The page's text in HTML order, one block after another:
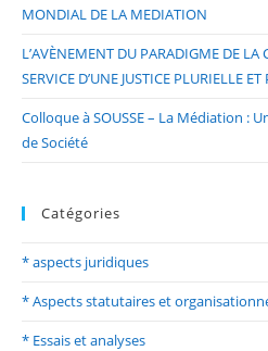
MONDIAL DE LA MEDIATION
L’AVÈNEMENT DU PARADIGME DE
SERVICE D’UNE JUSTICE PLURIELLE
Colloque à SOUSSE – La Médiation :
de Société
Catégories
* aspects juridiques
* Aspects statutaires et
* Essais et analyses